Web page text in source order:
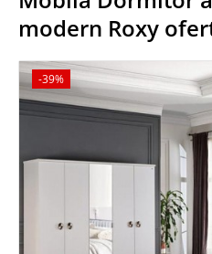
modern Roxy
-39%